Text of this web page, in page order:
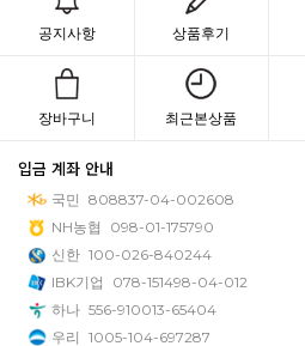
공지사항 상품후기
장바구니 최근본상품
입금 계좌 안내
국민 808837-04-002608
NH농협
098-01-175790
신한 100-026-840244
IBK기업
078-151498-04-012
하나 556-910013-65404
우리 1005-104-697287